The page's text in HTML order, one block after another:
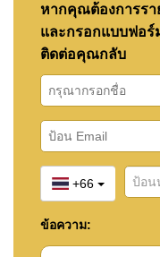
หากคุณต้องการรา
และกรอกแบบฟอร์
ติดต่อคุณกลับ
+66
ข้อความ: